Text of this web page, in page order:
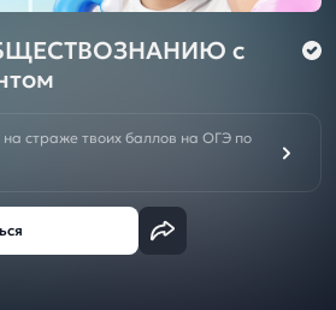
c
на страже твоих баллов на ОГЭ по
и крутые лайфхаки для
за пятерочкой на экзамене!